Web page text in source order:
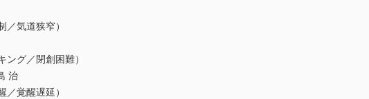
気道狭窄）
グ／閉創困難）
治
覚醒遅延）